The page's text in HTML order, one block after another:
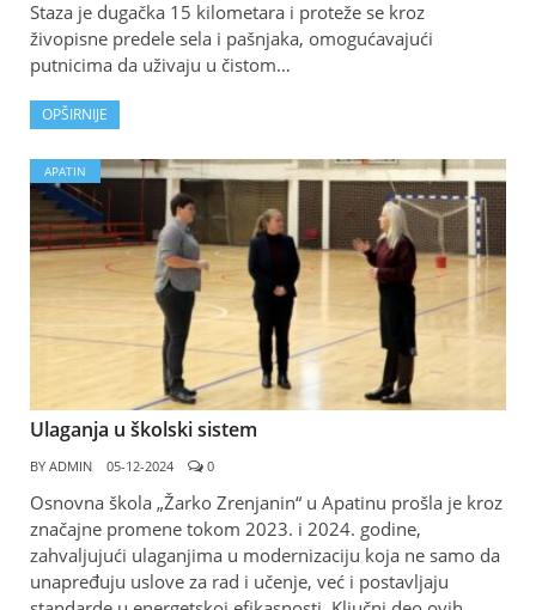
Staza je dugačka 15 kilometara i proteže se kroz
živopisne predele sela i pašnjaka, omogućavajući
putnicima da uživaju u čistom…
OPŠIRNIJE
APATIN
Ulaganja u školski sistem
BY ADMIN 05-12-2024 0
Osnovna škola „Žarko Zrenjanin“ u Apatinu prošla je kroz
značajne promene tokom 2023. i 2024. godine,
zahvaljujući ulaganjima u modernizaciju koja ne samo da
unapređuju uslove za rad i učenje, već i postavljaju